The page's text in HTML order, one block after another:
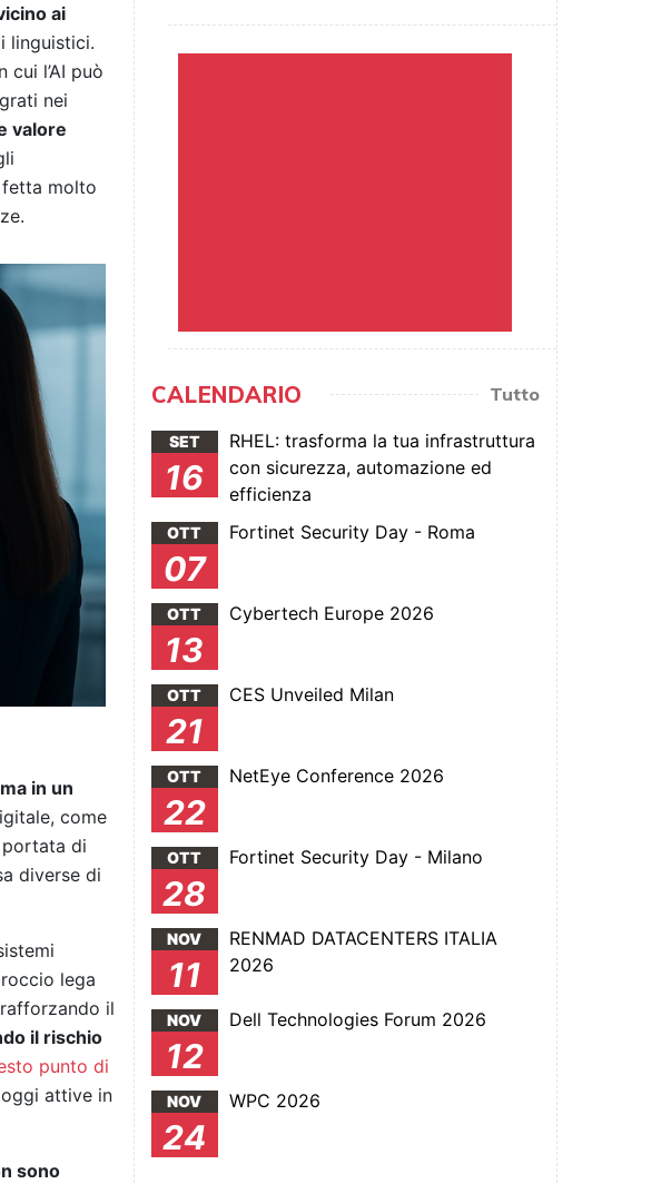
ai
linguistici.
l’AI può
nei
valore
fetta molto
in un
come
di
diverse di
lega
il
il rischio
punto di
attive in
sono
CALENDARIO Tutto
SET
16
RHEL: trasforma la tua infrastruttura
con sicurezza, automazione ed
efficienza
OTT
07
Fortinet Security Day - Roma
OTT
13
Cybertech Europe 2026
OTT
21
CES Unveiled Milan
OTT
22
NetEye Conference 2026
OTT
28
Fortinet Security Day - Milano
NOV
11
RENMAD DATACENTERS ITALIA
2026
NOV
12
Dell Technologies Forum 2026
NOV
24
WPC 2026